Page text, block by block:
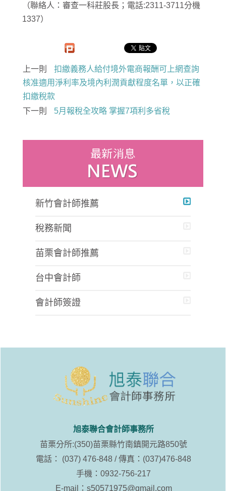
（聯絡人：審查一科莊股長；電話:2311-3711分機
1337）
上一則
扣繳義務人給付境外電商報酬可上網查詢
核准適用淨利率及境內利潤貢獻程度名單，以正確
扣繳稅款
下一則
5月報稅全攻略 掌握7項利多省稅
新竹會計師推薦
稅務新聞
苗栗會計師推薦
台中會計師
會計師簽證
旭泰聯合會計師事務所
苗栗分所:(350)苗栗縣竹南鎮開元路850號
電話： (037) 476-848 / 傳真：(037)476-848
手機：0932-756-217
E-mail： s50571975@gmail.com